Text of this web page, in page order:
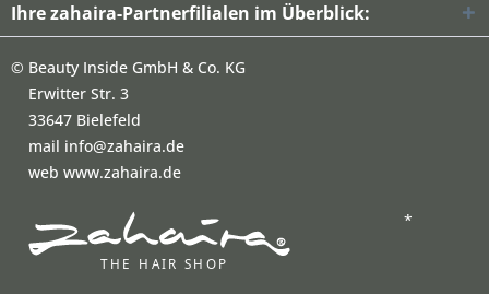
Ihre zahaira-Partnerfilialen im Überblick:
© Beauty Inside GmbH & Co. KG
Erwitter Str. 3
33647 Bielefeld
mail info@zahaira.de
web www.zahaira.de
*